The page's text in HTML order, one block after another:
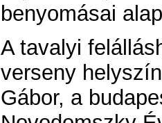
benyomásai
A tavalyi
verseny
Gábor, a